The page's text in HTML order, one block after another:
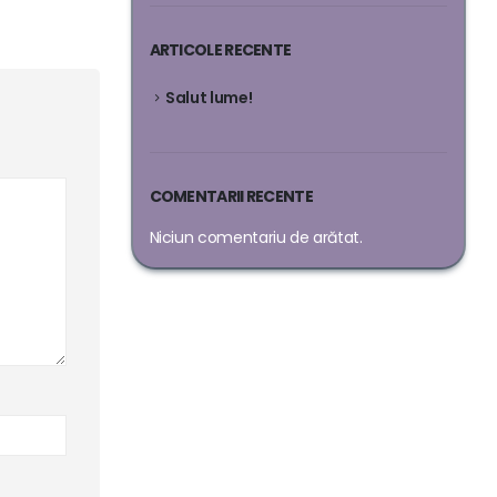
ARTICOLE RECENTE
Salut lume!
COMENTARII RECENTE
Niciun comentariu de arătat.